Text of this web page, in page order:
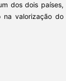
dos dois países,
na valorização do